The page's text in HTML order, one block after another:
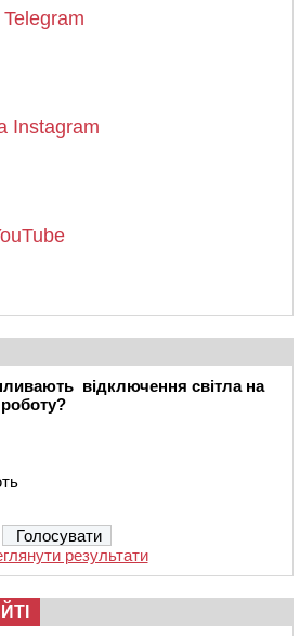
Instagram
відключення світла на
результати